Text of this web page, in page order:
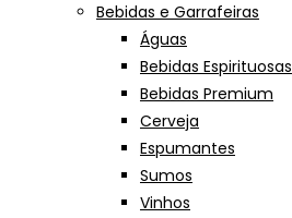
Bebidas e Garrafeiras
Águas
Bebidas Espirituosas
Bebidas Premium
Cerveja
Espumantes
Sumos
Vinhos